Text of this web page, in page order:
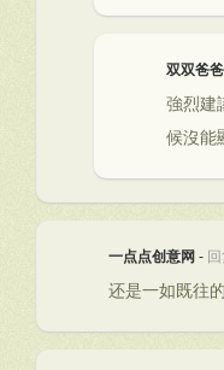
双双爸爸
強烈建
候沒能
一点点创意网 -
还是一如既往